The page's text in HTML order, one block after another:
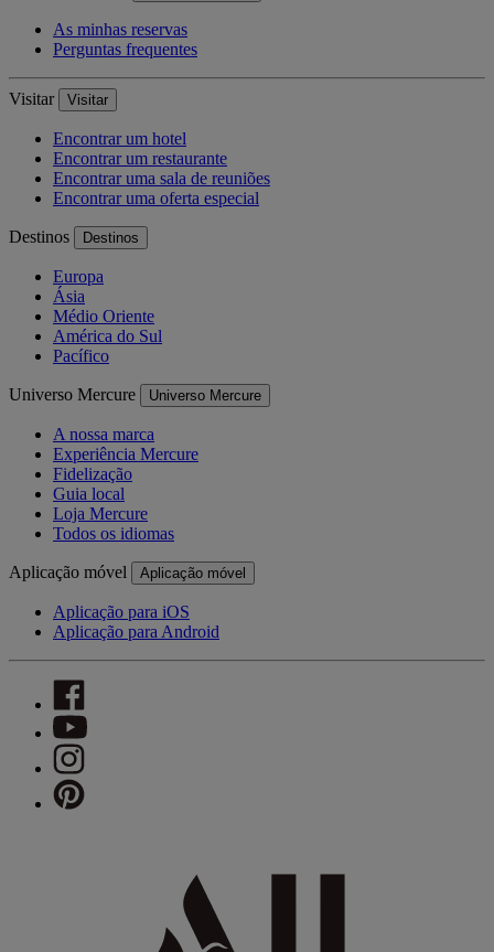
As minhas reservas
Perguntas frequentes
Visitar Visitar
Encontrar um hotel
Encontrar um restaurante
Encontrar uma sala de reuniões
Encontrar uma oferta especial
Destinos Destinos
Europa
Ásia
Médio Oriente
América do Sul
Pacífico
Universo Mercure Universo Mercure
A nossa marca
Experiência Mercure
Fidelização
Guia local
Loja Mercure
Todos os idiomas
Aplicação móvel Aplicação móvel
Aplicação para iOS
Aplicação para Android